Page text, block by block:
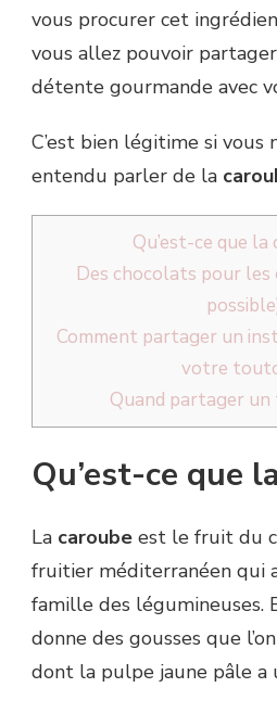
vous procurer cet
vous allez pouvoir
détente gourmande avec
C’est bien légitime si vous
entendu parler de la
Qu’est-ce que la
Des chocolats pour les
Comment partager un
votre
Quand partager
Qu’est-ce que
La caroube est le fruit du
fruitier méditerranéen qui
famille des
donne des gousses que
dont la pulpe jaune pâle a